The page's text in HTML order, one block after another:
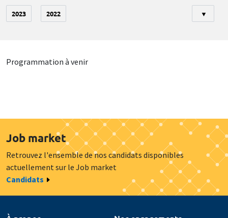
2023 2022 ▼
Programmation à venir
Job market
Retrouvez l'ensemble de nos candidats disponibles
actuellement sur le Job market
Candidats